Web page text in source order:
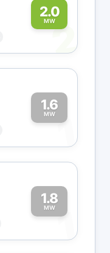
2.0
MW2
1.6
MW1
1.8
MW1